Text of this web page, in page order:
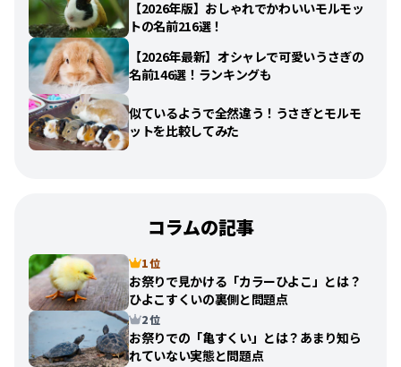
【2026年版】おしゃれでかわいいモルモッ
トの名前216選！
【2026年最新】オシャレで可愛いうさぎの
名前146選！ランキングも
似ているようで全然違う！うさぎとモルモ
ットを比較してみた
コラムの記事
1 位
お祭りで見かける「カラーひよこ」とは？
ひよこすくいの裏側と問題点
2 位
お祭りでの「亀すくい」とは？あまり知ら
れていない実態と問題点